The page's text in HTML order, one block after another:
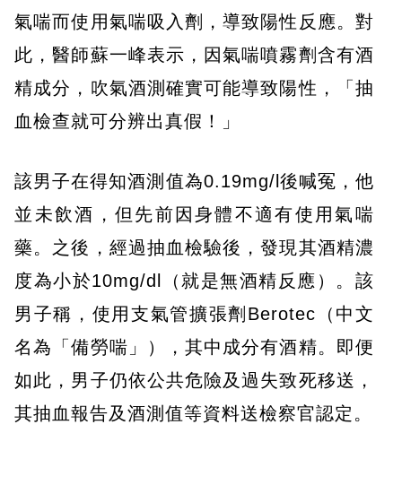
氣喘而使用氣喘吸入劑，導致陽性反應。對
此，醫師蘇一峰表示，因氣喘噴霧劑含有酒
精成分，吹氣酒測確實可能導致陽性，「抽
血檢查就可分辨出真假！」
該男子在得知酒測值為0.19mg/l後喊冤，他
並未飲酒，但先前因身體不適有使用氣喘
藥。之後，經過抽血檢驗後，發現其酒精濃
度為小於10mg/dl（就是無酒精反應）。該
男子稱，使用支氣管擴張劑Berotec（中文
名為「備勞喘」），其中成分有酒精。即便
如此，男子仍依公共危險及過失致死移送，
其抽血報告及酒測值等資料送檢察官認定。